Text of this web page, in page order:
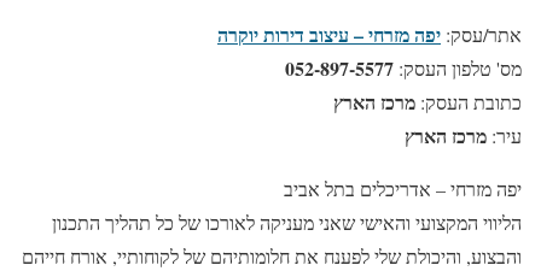
אתר/עסק: יפה מזרחי – עיצוב דירות יוקרה
מס' טלפון העסק: 052-897-5577
כתובת העסק: מרכז הארץ
עיר: מרכז הארץ
יפה מזרחי – אדריכלים בתל אביב
הליווי המקצועי והאישי שאני מעניקה לאורכו של כל תהליך התכנון
והבצוע, והיכולת שלי לפענח את חלומותיהם של לקוחותיי, אורח חייהם